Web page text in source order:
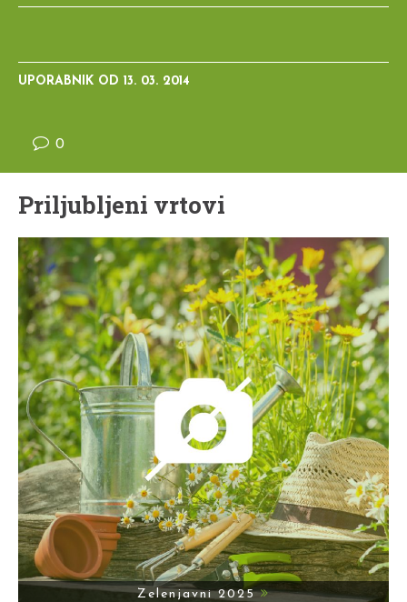
UPORABNIK OD 13. 03. 2014
0
Priljubljeni vrtovi
Zelenjavni 2025